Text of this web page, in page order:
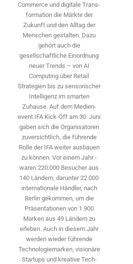
Commerce und digitale Trans­
formation die Märkte der
Zukunft und den Alltag der
Menschen gestalten. Dazu
gehört auch die
gesellschaftliche Einordnung
neuer Trends – von AI
Computing über Retail
Strategien bis zu sensorischer
Intelligenz im smarten
Zuhause. Auf dem Medien­
event IFA Kick-Off am 30. Juni
gaben sich die Organisatoren
zuversichtlich, die führende
Rolle der IFA weiter ausbauen
zu können. Vor einem Jahr ­
waren 220.000 Besucher aus
140 ­Ländern, ­darunter 22.000
internationale Händler, nach
Berlin gekommen, um die
Präsen­tationen von 1.900
Marken aus 49 Ländern zu
erleben. Auch in diesem Jahr
werden wieder führende
Technologiemarken, visionäre
Startups und ­kreative Tech-